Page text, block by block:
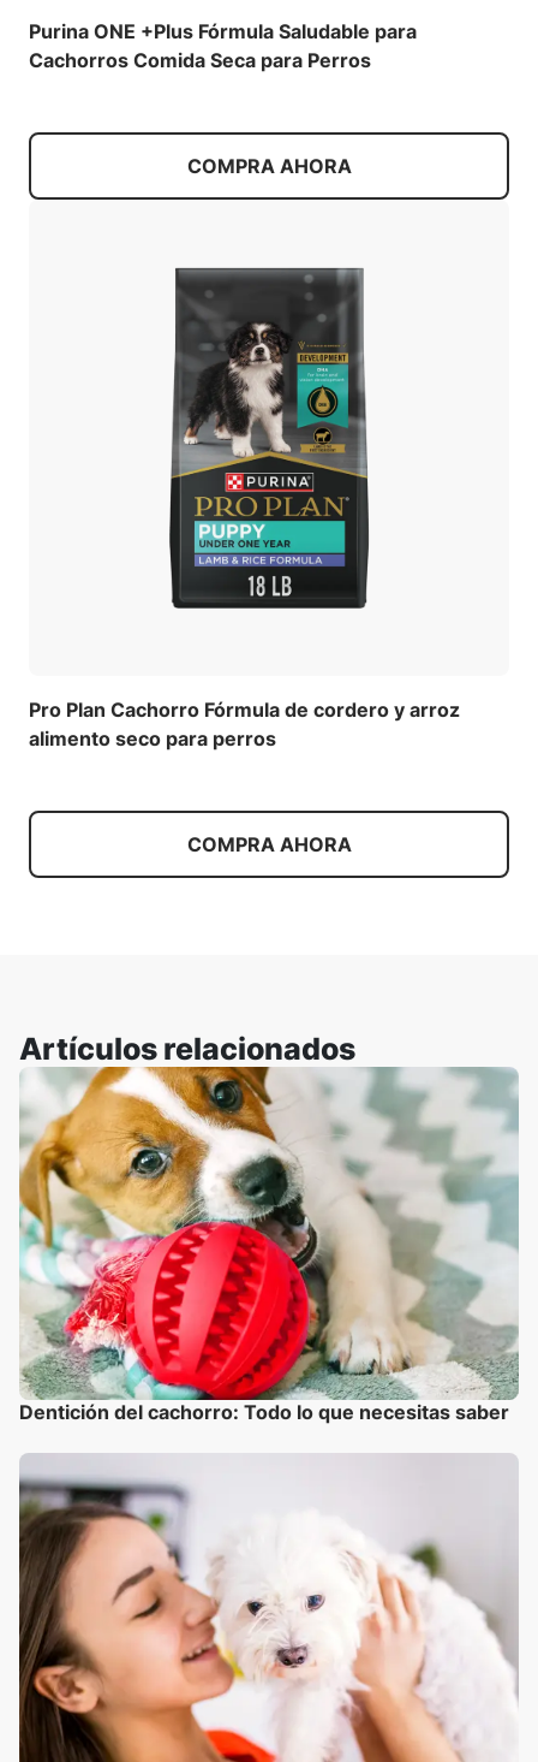
Purina ONE +Plus Fórmula Saludable para
Cachorros Comida Seca para Perros
COMPRA AHORA
Pro Plan Cachorro Fórmula de cordero y arroz
alimento seco para perros
COMPRA AHORA
Artículos relacionados
Dentición del cachorro: Todo lo que necesitas saber